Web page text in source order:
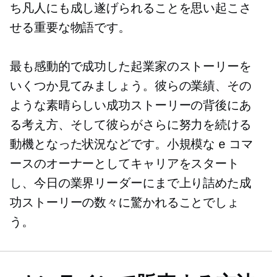
ち凡人にも成し遂げられることを思い起こさ
せる重要な物語です。
最も感動的で成功した起業家のストーリーを
いくつか見てみましょう。彼らの業績、その
ような素晴らしい成功ストーリーの背後にあ
る考え方、そして彼らがさらに努力を続ける
動機となった状況などです。小規模な e コマ
ースのオーナーとしてキャリアをスタート
し、今日の業界リーダーにまで上り詰めた成
功ストーリーの数々に驚かれることでしょ
う。